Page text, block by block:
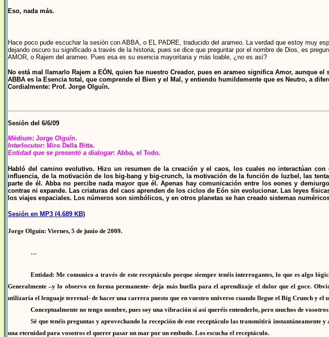
Eso, nada más.
Hace poco pude escuchar la sesión con ABBA, o EL PADRE, traducido del arameo. La verdad que estoy muy
dejando oscuro su significado a través de la historia, pues se dice que preguntar por el nombre de Dios, es
AMOR, o Rajem del arameo. Pues esa es su esencia mayoritaria y más loable, ¿no es así?
No está mal llamarlo Rajem a EÓN, quien fue nuestro Creador, pues en arameo significa Amor, aunque
ABBA es la Esencia total, que comprende el Bien y el Mal, y entiendo humildemente que es Neutro, a
Cordialmente: Prof. Jorge Olguín.
Sesión del 6/6/09
Médium: Jorge Olguín.
Interlocutor: Miro Della Bitta.
Entidad que se presentó a dialogar: Abba, el Todo.
Habló del camino evolutivo. Hizo un resumen de la creación y el caos, los cuales no interactúan
influencia, de la motivación de los big-bang y big-crunch, la motivación de la función de luzbel, las
parte de él. Abba no percibe nada mayor que él. Apenas hay comunicación entre los eones y
contrae ni expande. Las criaturas del caos aprenden de los ciclos de Eón sin evolucionar. Las leyes
los viajes espaciales. Los números son simbólicos, y en otros planetas se han creado sistemas
Sesión en MP3 (4.689 KB)
Jorge Olguín: Viernes, 5 de junio de 2009.
…
Entidad: Me comunico a través de este receptáculo porque siempre tenéis interrogantes, lo que es algo
Generalmente –y lo observo en forma permanente- deja más huella para el aprendizaje el dolor que el goce.
utilizaría el lenguaje terrenal- de hacer una carrera puesto que en vuestro universo cuando llegue el Big Crunch y
Conceptualmente no tengo nombre, pues soy una vibración si así queréis entenderlo, pero muchos de
Sé que tenéis preguntas y aprovechando la recepción de este receptáculo las transmitirá
una eternidad para vosotros el querer pasar un mar por un embudo. Los escucha el receptáculo.